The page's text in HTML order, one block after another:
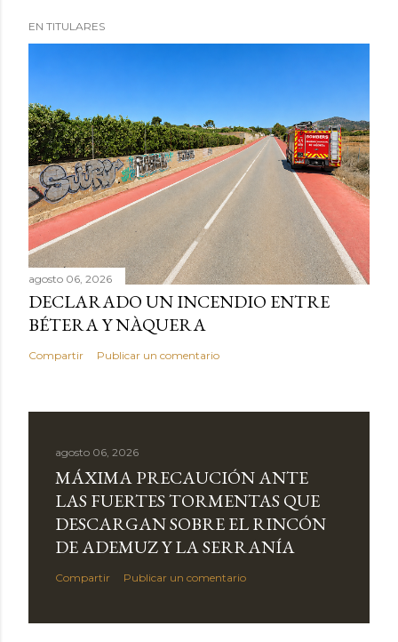
EN TITULARES
agosto 06, 2026
DECLARADO UN INCENDIO ENTRE
BÉTERA Y NÀQUERA
Compartir Publicar un comentario
agosto 06, 2026
MÁXIMA PRECAUCIÓN ANTE
LAS FUERTES TORMENTAS QUE
DESCARGAN SOBRE EL RINCÓN
DE ADEMUZ Y LA SERRANÍA
Compartir Publicar un comentario